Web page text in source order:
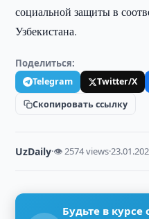
социальной защиты в
Узбекистана.
Поделиться:
Telegram Twitter/X
Скопировать ссылку
UzDaily·👁 2574 views·
Будьте в курсе